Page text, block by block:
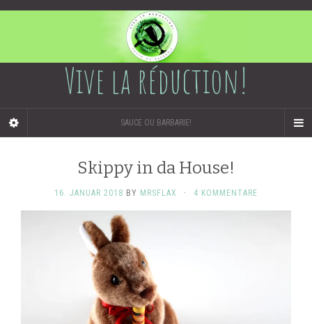
Vive la réduction!
SAUCE OU BARBARIE!
Skippy in da House!
16. JANUAR 2018 BY MRSFLAX · 4 KOMMENTARE